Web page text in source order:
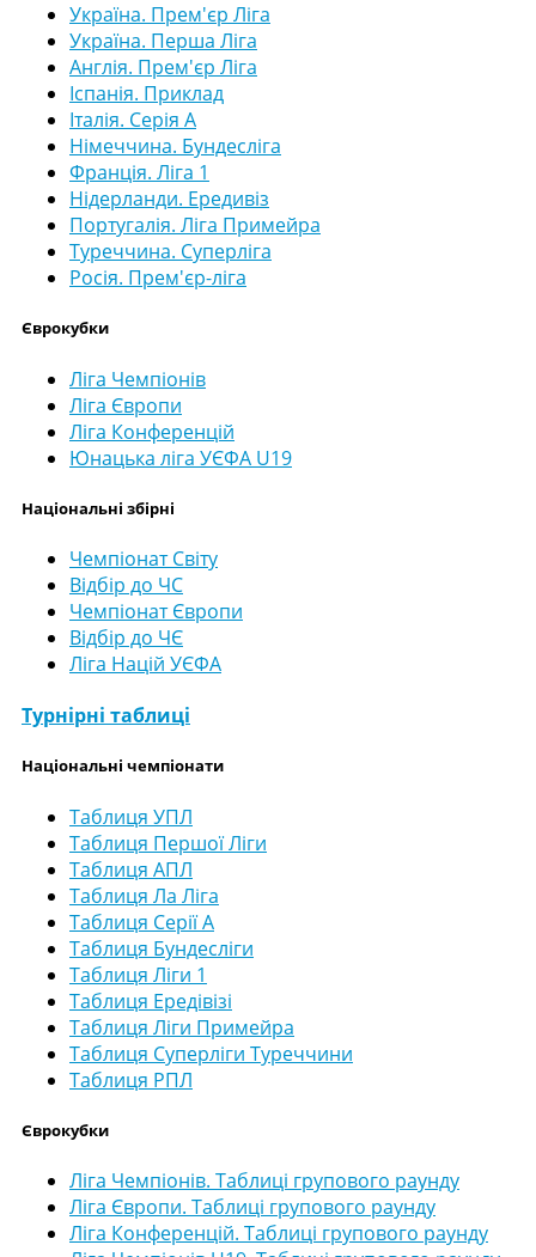
Україна. Прем'єр Ліга
Україна. Перша Ліга
Англія. Прем'єр Ліга
Іспанія. Приклад
Італія. Серія А
Німеччина. Бундесліга
Франція. Ліга 1
Нідерланди. Ередивіз
Португалія. Ліга Примейра
Туреччина. Суперліга
Росія. Прем'єр-ліга
Єврокубки
Ліга Чемпіонів
Ліга Європи
Ліга Конференцій
Юнацька ліга УЄФА U19
Національні збірні
Чемпіонат Світу
Відбір до ЧС
Чемпіонат Європи
Відбір до ЧЄ
Ліга Націй УЄФА
Турнірні таблиці
Національні чемпіонати
Таблиця УПЛ
Таблиця Першої Ліги
Таблиця АПЛ
Таблиця Ла Ліга
Таблиця Серії А
Таблиця Бундесліги
Таблиця Ліги 1
Таблиця Ередівізі
Таблиця Ліги Примейра
Таблиця Суперліги Туреччини
Таблиця РПЛ
Єврокубки
Ліга Чемпіонів. Таблиці групового раунду
Ліга Європи. Таблиці групового раунду
Ліга Конференцій. Таблиці групового раунду